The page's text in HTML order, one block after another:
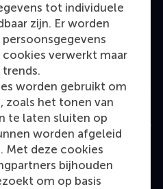
tot individuele
zijn. Er worden
verwerkt maar
worden gebruikt om
zoals het tonen van
te laten sluiten op
worden afgeleid
Met deze cookies
bijhouden
om op basis